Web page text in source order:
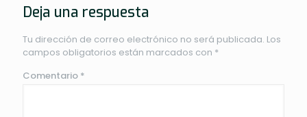
Deja una respuesta
Tu dirección de correo electrónico no será publicada. Los
campos obligatorios están marcados con *
Comentario *